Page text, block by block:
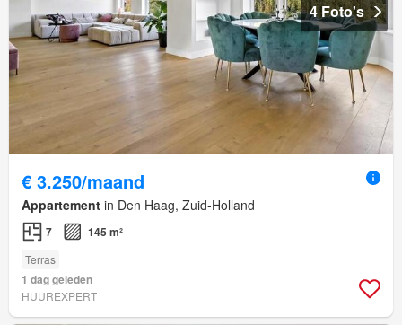
4 Foto's
€ 3.250/maand
Appartement in Den Haag, Zuid-Holland
7 145 m²
Terras
1 dag geleden
HUUREXPERT